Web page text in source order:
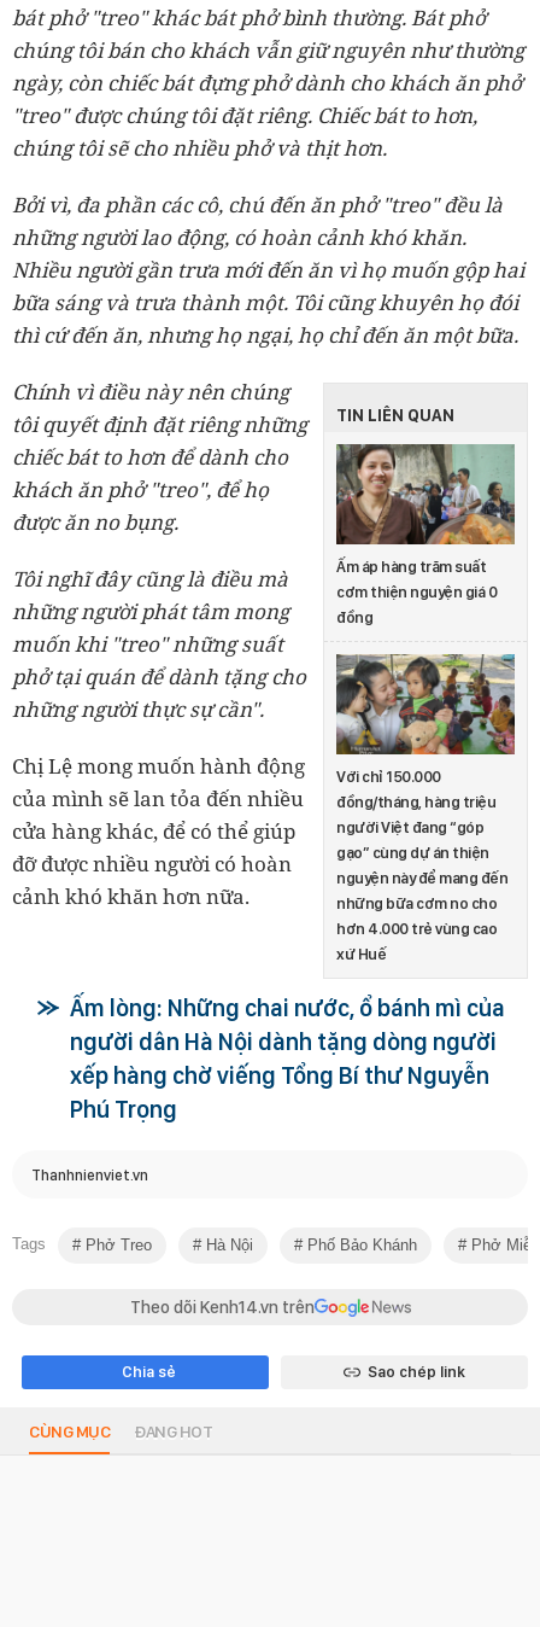
bát phở "treo" khác bát phở bình thường. Bát phở
chúng tôi bán cho khách vẫn giữ nguyên như thường
ngày, còn chiếc bát đựng phở dành cho khách ăn phở
"treo" được chúng tôi đặt riêng. Chiếc bát to hơn,
chúng tôi sẽ cho nhiều phở và thịt hơn.
Bởi vì, đa phần các cô, chú đến ăn phở "treo" đều là
những người lao động, có hoàn cảnh khó khăn.
Nhiều người gần trưa mới đến ăn vì họ muốn gộp hai
bữa sáng và trưa thành một. Tôi cũng khuyên họ đói
thì cứ đến ăn, nhưng họ ngại, họ chỉ đến ăn một bữa.
TIN LIÊN QUAN
Ấm áp hàng trăm suất
cơm thiện nguyện giá 0
đồng
Với chỉ 150.000
đồng/tháng, hàng triệu
người Việt đang “góp
gạo” cùng dự án thiện
nguyện này để mang đến
những bữa cơm no cho
hơn 4.000 trẻ vùng cao
xứ Huế
Chính vì điều này nên chúng
tôi quyết định đặt riêng những
chiếc bát to hơn để dành cho
khách ăn phở "treo", để họ
được ăn no bụng.
Tôi nghĩ đây cũng là điều mà
những người phát tâm mong
muốn khi "treo" những suất
phở tại quán để dành tặng cho
những người thực sự cần".
Chị Lệ mong muốn hành động
của mình sẽ lan tỏa đến nhiều
cửa hàng khác, để có thể giúp
đỡ được nhiều người có hoàn
cảnh khó khăn hơn nữa.
Ấm lòng: Những chai nước, ổ bánh mì của
người dân Hà Nội dành tặng dòng người
xếp hàng chờ viếng Tổng Bí thư Nguyễn
Phú Trọng
Thanhnienviet.vn
Tags Phở Treo Hà Nội Phố Bảo Khánh Phở
Theo dõi Kenh14.vn trên
Chia sẻ Sao chép link
CÙNG MỤC ĐANG HOT